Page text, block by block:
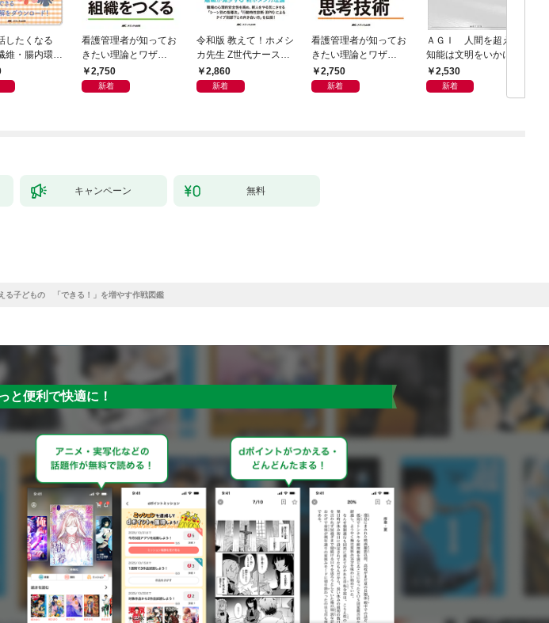
したくなる
維・腸内環
べて
看護管理者が知ってお
きたい理論とワザ②
人を育てる モノ・情
報・時間管理組織をつ
2,750
新着
令和版 教えて！ホメシ
カ先生 Z世代ナースの
ほめ方・しかり方・伝
え方
2,860
新着
看護管理者が知ってお
きたい理論とワザ①
調整する 対話する・伝
える 思考技術
2,750
新着
ＡＧＩ 人間を超える
知能は文明をいかに変
容させるか
2,530
新着
キャンペーン 無料
る子どもの 「できる！」を増やす作戦図鑑
と便利で快適に！